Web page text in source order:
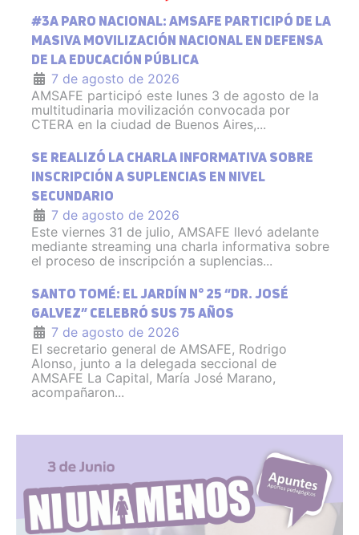
#3A PARO NACIONAL: AMSAFE PARTICIPÓ DE LA
MASIVA MOVILIZACIÓN NACIONAL EN DEFENSA
DE LA EDUCACIÓN PÚBLICA
7 de agosto de 2026
AMSAFE participó este lunes 3 de agosto de la
multitudinaria movilización convocada por
CTERA en la ciudad de Buenos Aires,...
SE REALIZÓ LA CHARLA INFORMATIVA SOBRE
INSCRIPCIÓN A SUPLENCIAS EN NIVEL
SECUNDARIO
7 de agosto de 2026
Este viernes 31 de julio, AMSAFE llevó adelante
mediante streaming una charla informativa sobre
el proceso de inscripción a suplencias...
SANTO TOMÉ: EL JARDÍN N° 25 “DR. JOSÉ
GALVEZ” CELEBRÓ SUS 75 AÑOS
7 de agosto de 2026
El secretario general de AMSAFE, Rodrigo
Alonso, junto a la delegada seccional de
AMSAFE La Capital, María José Marano,
acompañaron...